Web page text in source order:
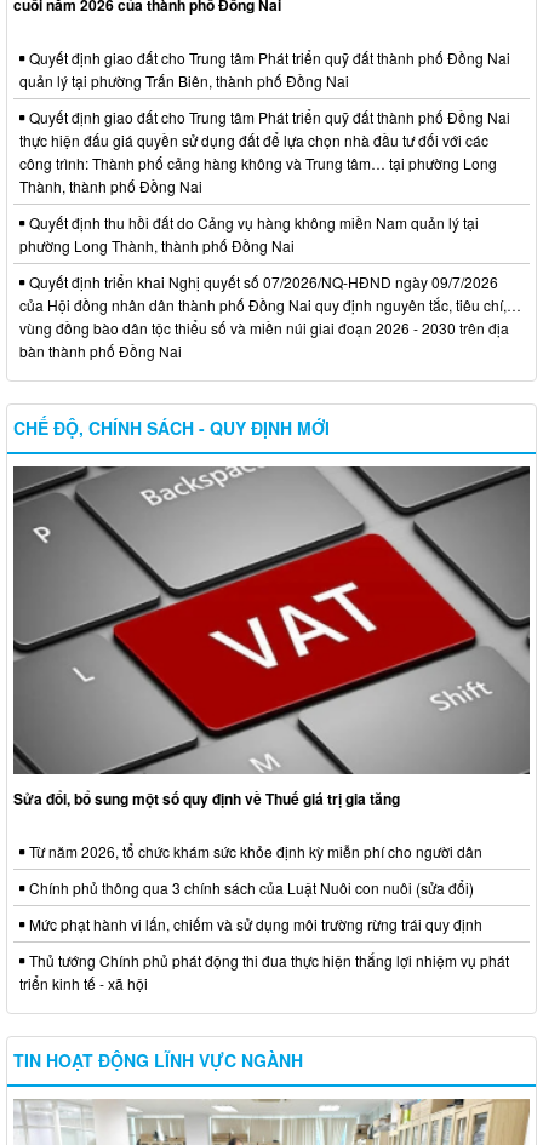
cuối năm 2026 của thành phố Đồng Nai
Quyết định giao đất cho Trung tâm Phát triển quỹ đất thành phố Đồng Nai
quản lý tại phường Trấn Biên, thành phố Đồng Nai
Quyết định giao đất cho Trung tâm Phát triển quỹ đất thành phố Đồng Nai
thực hiện đấu giá quyền sử dụng đất để lựa chọn nhà đầu tư đối với các
công trình: Thành phố cảng hàng không và Trung tâm… tại phường Long
Thành, thành phố Đồng Nai
Quyết định thu hồi đất do Cảng vụ hàng không miền Nam quản lý tại
phường Long Thành, thành phố Đồng Nai
Quyết định triển khai Nghị quyết số 07/2026/NQ-HĐND ngày 09/7/2026
của Hội đồng nhân dân thành phố Đồng Nai quy định nguyên tắc, tiêu chí,…
vùng đồng bào dân tộc thiểu số và miền núi giai đoạn 2026 - 2030 trên địa
bàn thành phố Đồng Nai
CHẾ ĐỘ, CHÍNH SÁCH - QUY ĐỊNH MỚI
Sửa đổi, bổ sung một số quy định về Thuế giá trị gia tăng
Từ năm 2026, tổ chức khám sức khỏe định kỳ miễn phí cho người dân
Chính phủ thông qua 3 chính sách của Luật Nuôi con nuôi (sửa đổi)
Mức phạt hành vi lấn, chiếm và sử dụng môi trường rừng trái quy định
Thủ tướng Chính phủ phát động thi đua thực hiện thắng lợi nhiệm vụ phát
triển kinh tế - xã hội
TIN HOẠT ĐỘNG LĨNH VỰC NGÀNH